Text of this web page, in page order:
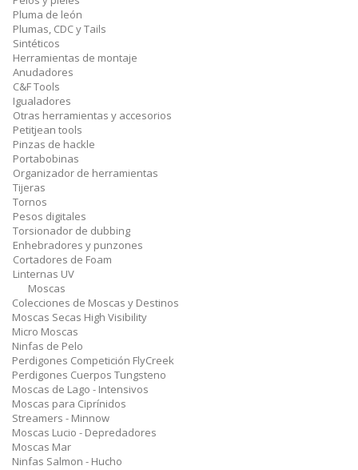
Pluma de león
Plumas, CDC y Tails
Sintéticos
Herramientas de montaje
Anudadores
C&F Tools
Igualadores
Otras herramientas y accesorios
Petitjean tools
Pinzas de hackle
Portabobinas
Organizador de herramientas
Tijeras
Tornos
Pesos digitales
Torsionador de dubbing
Enhebradores y punzones
Cortadores de Foam
Linternas UV
Moscas
Colecciones de Moscas y Destinos
Moscas Secas High Visibility
Micro Moscas
Ninfas de Pelo
Perdigones Competición FlyCreek
Perdigones Cuerpos Tungsteno
Moscas de Lago - Intensivos
Moscas para Ciprínidos
Streamers - Minnow
Moscas Lucio - Depredadores
Moscas Mar
Ninfas Salmon - Hucho